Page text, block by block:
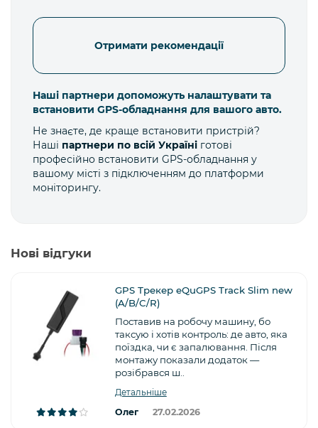
Отримати рекомендації
Наші партнери допоможуть налаштувати та
встановити GPS-обладнання для вашого авто.
Не знаєте, де краще встановити пристрій?
Наші партнери по всій Україні готові
професійно встановити GPS-обладнання у
вашому місті з підключенням до платформи
моніторингу.
Нові відгуки
GPS Трекер eQuGPS Track Slim new
(A/B/C/R)
Поставив на робочу машину, бо
таксую і хотів контроль: де авто, яка
поїздка, чи є запалювання. Після
монтажу показали додаток —
розібрався ш..
Детальніше
Олег
27.02.2026